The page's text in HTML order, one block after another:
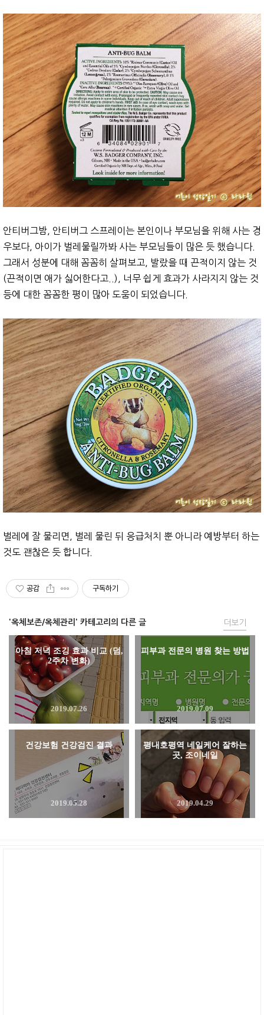
안티버그밤, 안티버그 스프레이는 본인이나 부모님을 위해 사는 경
우보다, 아이가 벌레물릴까봐 사는 부모님들이 많은 듯 했습니다.
그래서 성분에 대해 꼼꼼히 살펴보고, 발랐을 때 끈적이지 않는 것
(끈적이면 애가 싫어한다고..), 너무 쉽게 효과가 사라지지 않는 것
등에 대한 꼼꼼한 평이 많아 도움이 되었습니다.
벌레에 잘 물리면, 벌레 물린 뒤 응급처치 뿐 아니라 예방부터 하는
것도 괜찮은 듯 합니다.
공감 구독하기
'옥체보존/옥체관리' 카테고리의 다른 글
아침 저녁 조깅 효과 비교 (덤,
2주차 변화)
2019.07.26
피부과 전문의 병원 찾는 방법
2019.07.09
건강보험 건강검진 결과
2019.05.28
평내호평역 네일케어 잘하는
곳, 조이네일
2019.04.29
더보기